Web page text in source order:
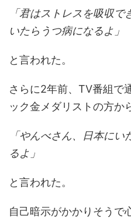
「君はストレスを吸収
いたらうつ病になるよ」
と言われた。
さらに2年前、TV番組で
ック金メダリストの方か
「やんべさん、日本に
るよ」
と言われた。
自己暗示がかかりそうで